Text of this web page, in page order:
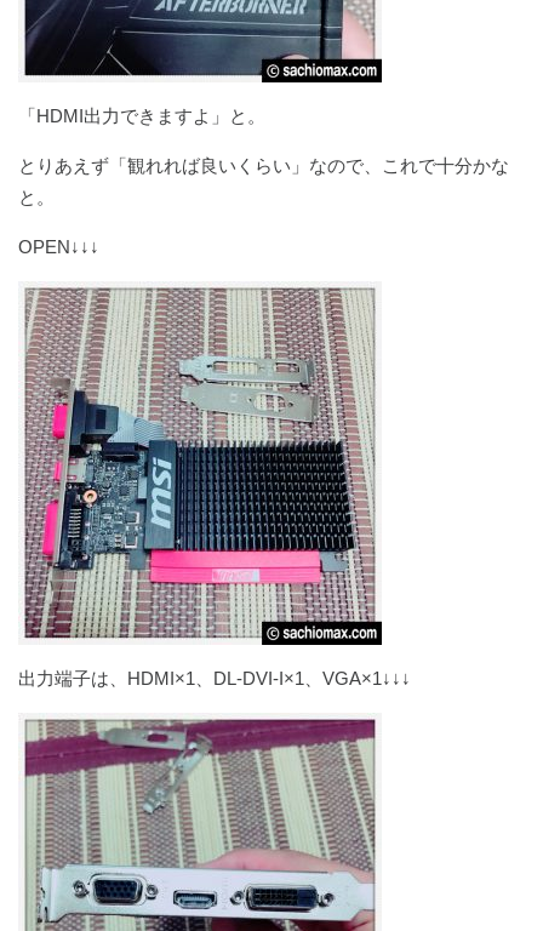
「HDMI出力できますよ」と。
とりあえず「観れれば良いくらい」なので、これで十分かな
と。
OPEN↓↓↓
出力端子は、HDMI×1、DL-DVI-I×1、VGA×1↓↓↓